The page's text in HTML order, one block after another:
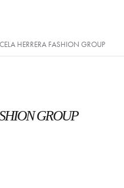
HERRERA FASHION GROUP
GROUP